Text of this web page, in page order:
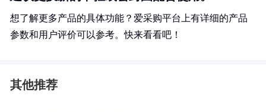
想了解更多产品的具体功能？爱采购平台上有详细的产品
参数和用户评价可以参考。快来看看吧！
其他推荐